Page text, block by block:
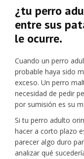
¿tu perro
entre sus
le ocurre.
Cuando un perro
probable haya sido
exceso. Un perro
necesidad de pedir
por sumisión es su
Si tu perro adulto
hacer a corto plazo
parecer algo duro
analizar qué